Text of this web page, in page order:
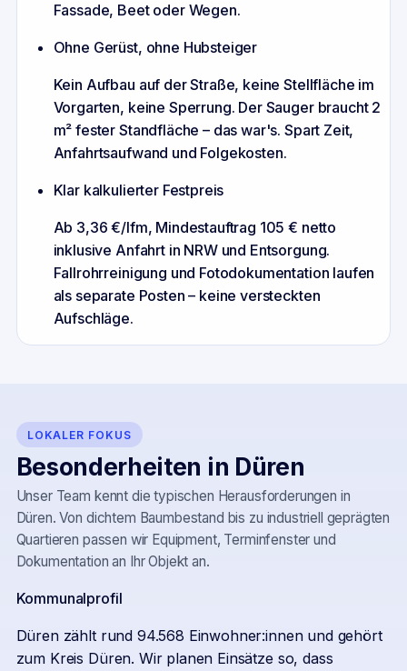
Fassade, Beet oder Wegen.
Ohne Gerüst, ohne Hubsteiger
Kein Aufbau auf der Straße, keine Stellfläche im
Vorgarten, keine Sperrung. Der Sauger braucht 2
m² fester Standfläche – das war's. Spart Zeit,
Anfahrtsaufwand und Folgekosten.
Klar kalkulierter Festpreis
Ab 3,36 €/lfm, Mindestauftrag 105 € netto
inklusive Anfahrt in NRW und Entsorgung.
Fallrohrreinigung und Fotodokumentation laufen
als separate Posten – keine versteckten
Aufschläge.
LOKALER FOKUS
Besonderheiten in Düren
Unser Team kennt die typischen Herausforderungen in
Düren. Von dichtem Baumbestand bis zu industriell geprägten
Quartieren passen wir Equipment, Terminfenster und
Dokumentation an Ihr Objekt an.
Kommunalprofil
Düren zählt rund 94.568 Einwohner:innen und gehört
zum Kreis Düren. Wir planen Einsätze so, dass